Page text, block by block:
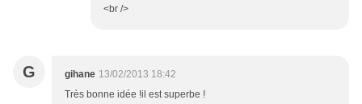
<br />
G gihane 13/02/2013 18:42
Très bonne idée !il est superbe !